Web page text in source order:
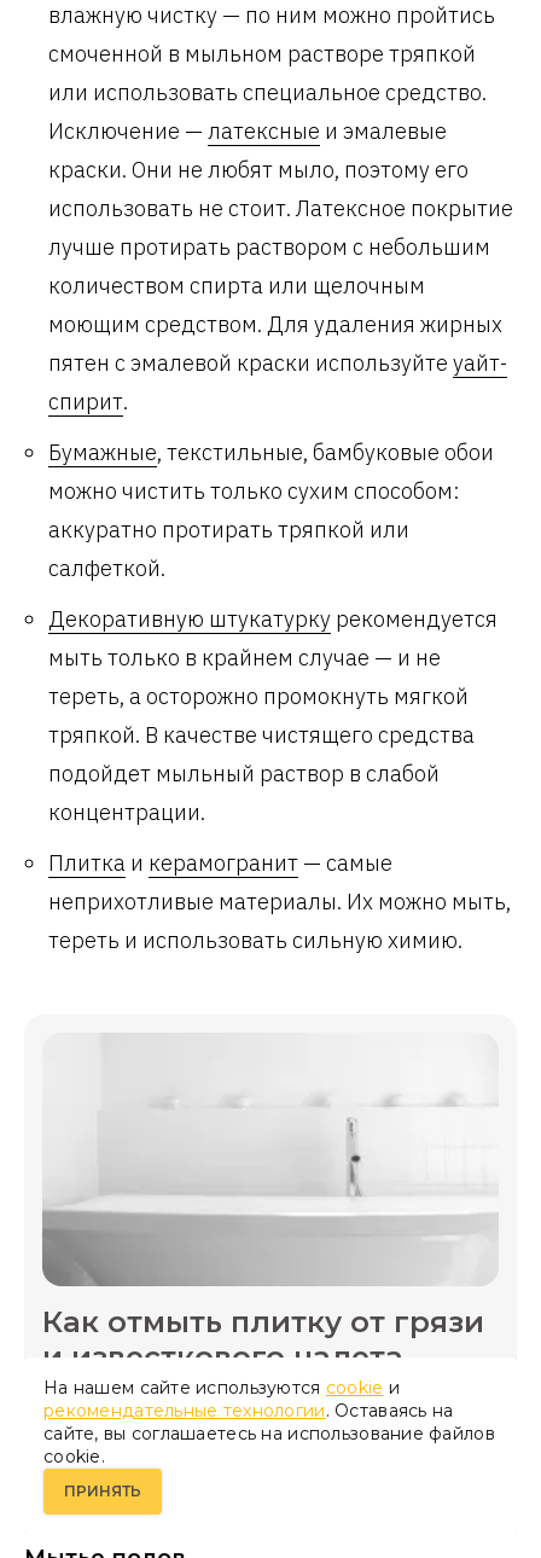
влажную чистку — по ним можно пройтись
смоченной в мыльном растворе тряпкой
или использовать специальное средство.
Исключение — латексные и эмалевые
краски. Они не любят мыло, поэтому его
использовать не стоит. Латексное покрытие
лучше протирать раствором с небольшим
количеством спирта или щелочным
моющим средством. Для удаления жирных
пятен с эмалевой краски используйте уайт-
спирит.
Бумажные, текстильные, бамбуковые обои
можно чистить только сухим способом:
аккуратно протирать тряпкой или
салфеткой.
Декоративную штукатурку рекомендуется
мыть только в крайнем случае — и не
тереть, а осторожно промокнуть мягкой
тряпкой. В качестве чистящего средства
подойдет мыльный раствор в слабой
концентрации.
Плитка и керамогранит — самые
неприхотливые материалы. Их можно мыть,
тереть и использовать сильную химию.
Как отмыть плитку от грязи
и известкового налета
УЗНАЙТЕ БОЛЬШЕ
На нашем сайте используются cookie и
рекомендательные технологии. Оставаясь на
сайте, вы соглашаетесь на использование файлов
cookie.
ПРИНЯТЬ